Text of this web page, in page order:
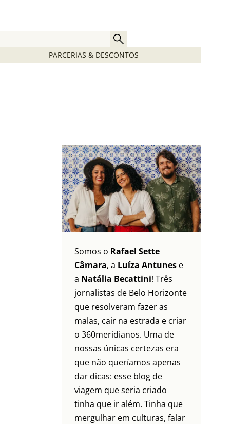
PARCERIAS & DESCONTOS
Somos o Rafael Sette
Câmara, a Luíza Antunes e
a Natália Becattini! Três
jornalistas de Belo Horizonte
que resolveram fazer as
malas, cair na estrada e criar
o 360meridianos. Uma de
nossas únicas certezas era
que não queríamos apenas
dar dicas: esse blog de
viagem que seria criado
tinha que ir além. Tinha que
mergulhar em culturas, falar